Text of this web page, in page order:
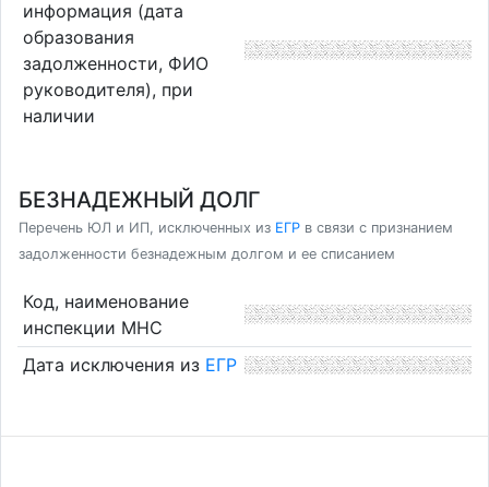
информация (дата
образования
задолженности, ФИО
руководителя), при
наличии
БЕЗНАДЕЖНЫЙ ДОЛГ
Перечень ЮЛ и ИП, исключенных из ЕГР в связи с признанием
задолженности безнадежным долгом и ее списанием
Код, наименование
инспекции МНС
Дата исключения из ЕГР